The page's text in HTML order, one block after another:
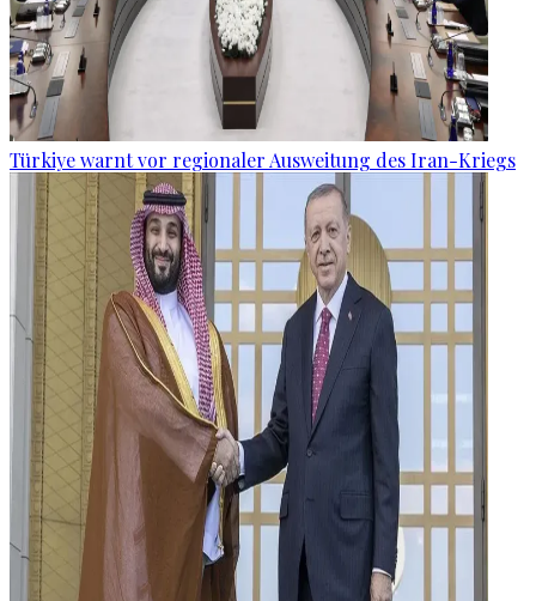
Türkiye warnt vor regionaler Ausweitung des Iran-Kriegs